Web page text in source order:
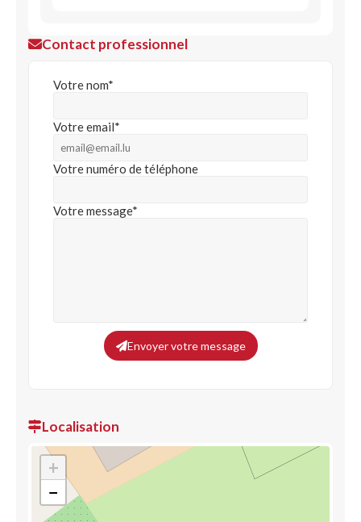
Contact professionnel
Votre nom*
Votre email*
Votre numéro de téléphone
Votre message*
Envoyer votre message
Localisation
+
−